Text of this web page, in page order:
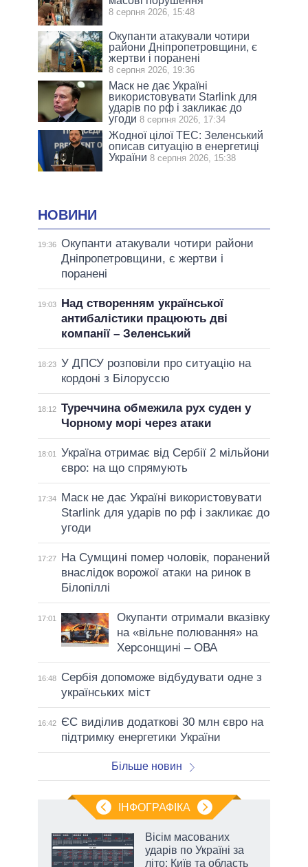
8 серпня 2026, 15:48
Окупанти атакували чотири
райони Дніпропетровщини, є
жертви і поранені
8 серпня 2026, 19:36
Маск не дає Україні
використовувати Starlink для
ударів по рф і закликає до
угоди 8 серпня 2026, 17:34
Жодної цілої ТЕС: Зеленський
описав ситуацію в енергетиці
України 8 серпня 2026, 15:38
НОВИНИ
19:36 Окупанти атакували чотири райони
Дніпропетровщини, є жертви і
поранені
19:03
Над створенням української
антибалістики працюють дві
компанії – Зеленський
18:23 У ДПСУ розповіли про ситуацію на
кордоні з Білоруссю
18:12 Туреччина обмежила рух суден у
Чорному морі через атаки
18:01
Україна отримає від Сербії 2 мільйони
євро: на що спрямують
17:34
Маск не дає Україні використовувати
Starlink для ударів по рф і закликає до
угоди
17:27
На Сумщині помер чоловік, поранений
внаслідок ворожої атаки на ринок в
Білопіллі
17:01
Окупанти отримали вказівку
на «вільне полювання» на
Херсонщині – ОВА
16:48
Сербія допоможе відбудувати одне з
українських міст
16:42
ЄС виділив додаткові 30 млн євро на
підтримку енергетики України
Більше новин
ІНФОГРАФІКА
Вісім масованих
ударів по Україні за
літо: Київ та область